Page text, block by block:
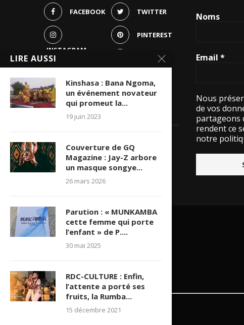
FACEBOOK TWITTER
INSTAGRAM
PINTEREST
YOUTUBE
WHATSAPP
LES VISITES
15534749 visite(s)
Noms
Email*
Nous
de vos
partageons
rendent ce
notre
LIRE AUSSI
Kinshasa : Bana Ngoma,
un événement novateur
qui promeut la...
19 juin 2023
Couverture de GQ
Magazine : Jay-Z arbore
un masque songye...
26 mars 2026
Parution : « MUNKAMBA
cette femme qui porte
l’enfant » de P....
30 mai 2025
RDC-CULTURE : Enfin,
l’attente a porté ses
fruits, la Rumba...
15 décembre 2021